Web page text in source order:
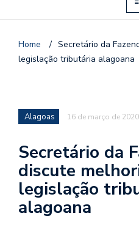
Home / Secretário da
legislação tributária alagoana
Alagoas 16 de março de 2020
Secretário da
discute
legislação
alagoana